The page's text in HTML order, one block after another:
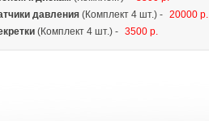
давления (Комплект 4 шт.) - 20000 р.
(Комплект 4 шт.) - 3500 р.